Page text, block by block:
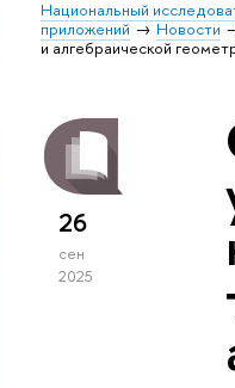
Национальный
приложений
Новости
и алгебраической
26
сен
2025